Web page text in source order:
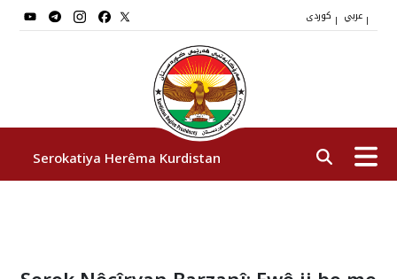
| |
Serokatiya Herêma Kurdistan